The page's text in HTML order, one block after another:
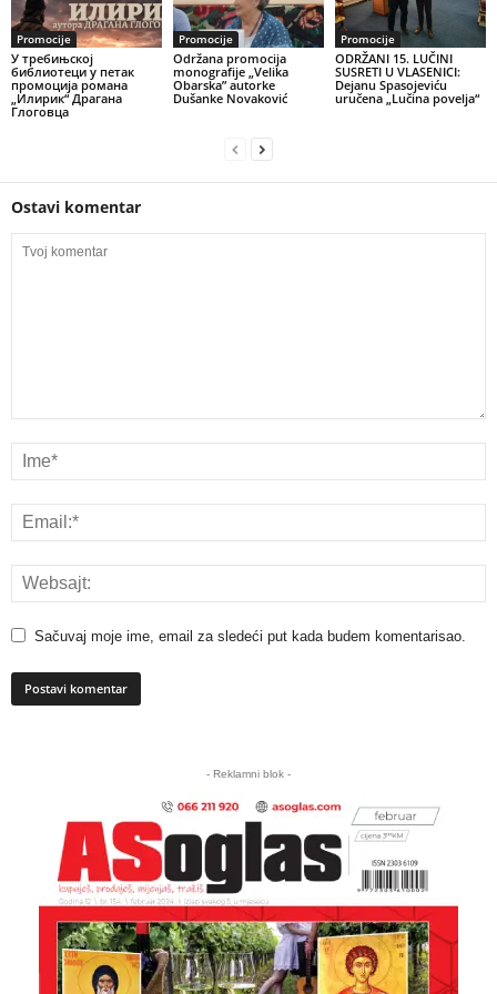
Promocije
У требињској
библиотеци у петак
промоција романа
„Илирик“ Драгана
Глоговца
Promocije
Održana promocija
monografije „Velika
Obarska” autorke
Dušanke Novaković
Promocije
ODRŽANI 15. LUČINI
SUSRETI U VLASENICI:
Dejanu Spasojeviću
uručena „Lučina povelja“
Ostavi komentar
Sačuvaj moje ime, email za sledeći put kada budem komentarisao.
- Reklamni blok -